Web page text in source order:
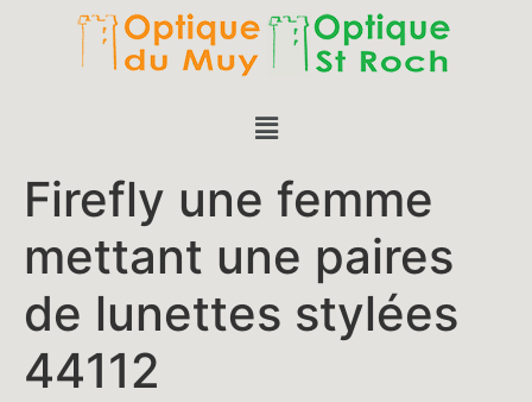
Firefly une femme
mettant une paires
de lunettes stylées
44112